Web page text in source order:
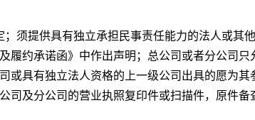
须提供具有独立承担民事责任能力的法人或其
履约承诺函》中作出声明；总公司或者分公司
或具有独立法人资格的上一级公司出具的愿为
及分公司的营业执照复印件或扫描件，原件备